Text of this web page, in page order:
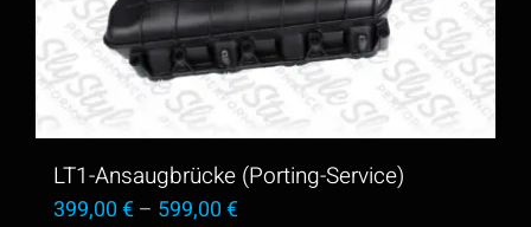
LT1-Ansaugbrücke (Porting-Service)
399,00€– 599,00€